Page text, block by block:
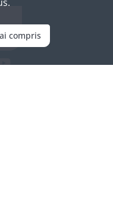
compris